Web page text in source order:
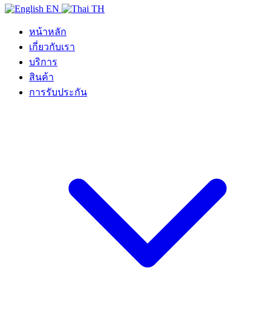
EN TH
หน้าหลัก
เกี่ยวกับเรา
บริการ
สินค้า
การรับประกัน